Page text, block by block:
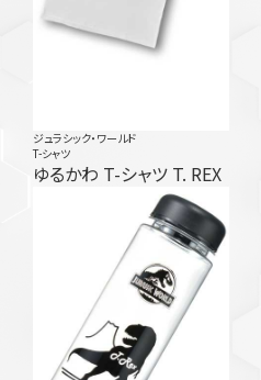
ジュラシック・ワールド
T-シャツ
ゆるかわ T-シャツ T. REX